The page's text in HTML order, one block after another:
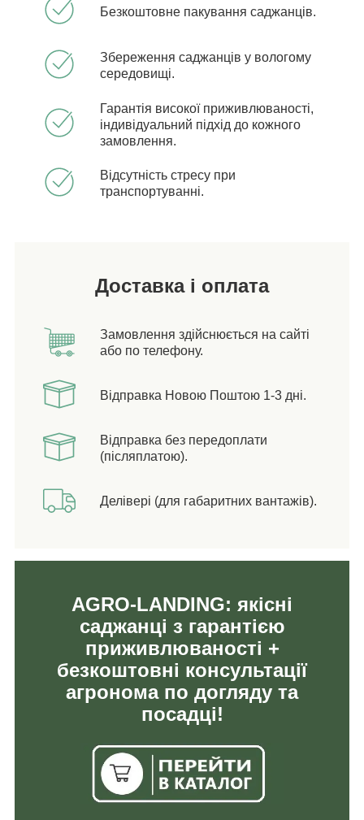
Безкоштовне пакування саджанців.
Збереження саджанців у вологому
середовищі.
Гарантія високої приживлюваності,
індивідуальний підхід до кожного
замовлення.
Відсутність стресу при
транспортуванні.
Доставка і оплата
Замовлення здійснюється на сайті
або по телефону.
Відправка Новою Поштою 1-3 дні.
Відправка без передоплати
(післяплатою).
Делівері (для габаритних вантажів).
AGRO-LANDING: якісні
саджанці з гарантією
приживлюваності +
безкоштовні консультації
агронома по догляду та
посадці!